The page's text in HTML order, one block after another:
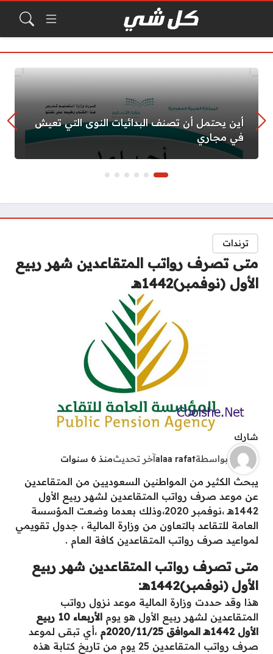
أين يحتمل أن تصنف البدائيات النوى التي تعيش
في مجاري
ترندات
متى تصرف رواتب المتقاعدين شهر ربيع
الأول (نوفمبر)1442هـ
شارك
بواسطةalaa rafatآخر تحديثمنذ 6 سنوات
يبحث الكثير من المواطنين السعوديين من المتقاعدين
عن موعد صرف رواتب المتقاعدين لشهر ربيع الأول
1442هـ ،نوفمبر 2020،وذلك بعدما وضعت المؤسسة
العامة للتقاعد بالتعاون من وزارة المالية ، جدول تقويمي
لمواعيد صرف رواتب المتقاعدين كافة العام .
متى تصرف رواتب المتقاعدين شهر ربيع
الأول (نوفمبر)1442هـ:
هذا وقد حددت وزارة المالية موعد نزول رواتب
المتقاعدين لشهر ربيع الأول هو يوم
الأربعاء 10 ربيع
الأول 1442هـ الموافق 2020/11/25م
،أي تبقى لموعد
صرف رواتب المتقاعدين 25 يوم من تاريخ كتابة هذه